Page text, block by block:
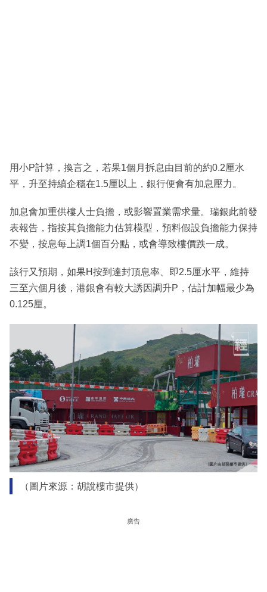
用小P計算，換言之，若果1個月拆息由目前的約0.2厘水
平，升至持續企穩在1.5厘以上，銀行便會有加息壓力。
加息會加重供樓人士負擔，或影響置業需求量。瑞銀此前發
表報告，指按其負擔能力估算模型，預料假設負擔能力保持
不變，按息每上調1個百分點，或會導致樓價跌一成。
該行又預期，如果H按到達封頂息率、即2.5厘水平，維持
三至六個月後，港銀會有較大誘因調升P，估計加幅最少為
0.125厘。
（圖片來源：胡說樓市提供）
廣告